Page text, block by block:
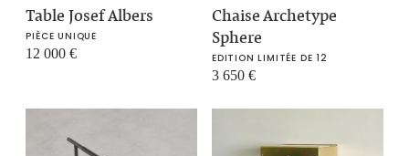
Table Josef Albers
PIÈCE UNIQUE
12 000€
Chaise Archetype
Sphere
EDITION LIMITÉE DE 12
3 650 €